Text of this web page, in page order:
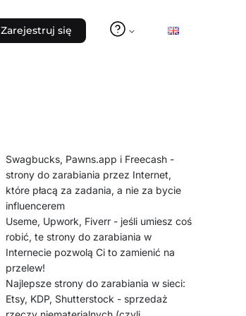
Zarejestruj się
Swagbucks, Pawns.app i Freecash -
strony do zarabiania przez Internet,
które płacą za zadania, a nie za bycie
influencerem
Useme, Upwork, Fiverr - jeśli umiesz coś
robić, te strony do zarabiania w
Internecie pozwolą Ci to zamienić na
przelew!
Najlepsze strony do zarabiania w sieci:
Etsy, KDP, Shutterstock - sprzedaż